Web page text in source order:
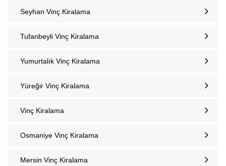
Seyhan Vinç Kiralama
Tufanbeyli‎ Vinç Kiralama
Yumurtalık‎ Vinç Kiralama
Yüreğir Vinç Kiralama
Vinç Kiralama
Osmaniye Vinç Kiralama
Mersin Vinç Kiralama